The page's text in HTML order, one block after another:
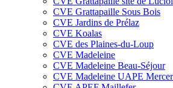
CVE Grattapaille Sous Bois
CVE Jardins de Prélaz
CVE Koalas
CVE des Plaines-du-Loup
CVE Madeleine
CVE Madeleine Beau-Séjour
CVE Madeleine UAPE